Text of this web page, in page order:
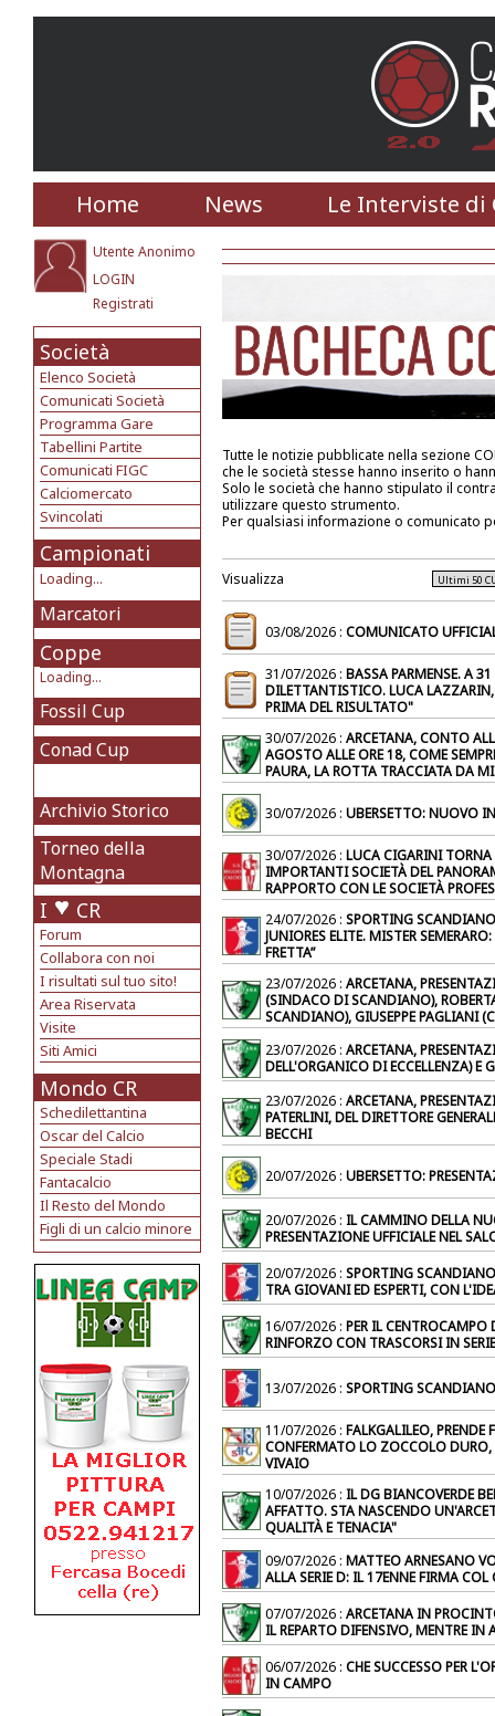
Home News Le Interviste di
Utente Anonimo
LOGIN
Registrati
Società
Elenco Società
Comunicati Società
Programma Gare
Tabellini Partite
Comunicati FIGC
Calciomercato
Svincolati
Campionati
Loading...
Marcatori
Coppe
Loading...
Fossil Cup
Conad Cup
Archivio Storico
Torneo della
Montagna
I CR
Forum
Collabora con noi
I risultati sul tuo sito!
Area Riservata
Visite
Siti Amici
Mondo CR
Schedilettantina
Oscar del Calcio
Speciale Stadi
Fantacalcio
Il Resto del Mondo
Figli di un calcio minore
Tutte le notizie pubblicate nella sezione
che le società stesse hanno inserito o
Solo le società che hanno stipulato il
utilizzare questo strumento.
Per qualsiasi informazione o comunicato
Visualizza
03/08/2026 : COMUNICATO
31/07/2026 : BASSA PARMENSE. A
DILETTANTISTICO. LUCA
PRIMA DEL RISULTATO"
30/07/2026 : ARCETANA, CONTO
AGOSTO ALLE ORE 18, COME
PAURA, LA ROTTA TRACCIATA DA
30/07/2026 : UBERSETTO: NUOVO
30/07/2026 : LUCA CIGARINI TORNA
IMPORTANTI SOCIETÀ DEL
RAPPORTO CON LE SOCIETÀ
24/07/2026 : SPORTING
JUNIORES ELITE. MISTER
FRETTA”
23/07/2026 : ARCETANA,
(SINDACO DI SCANDIANO),
SCANDIANO), GIUSEPPE PAGLIANI
23/07/2026 : ARCETANA,
DELL'ORGANICO DI ECCELLENZA) E
23/07/2026 : ARCETANA,
PATERLINI, DEL DIRETTORE
BECCHI
20/07/2026 : UBERSETTO:
20/07/2026 : IL CAMMINO DELLA
PRESENTAZIONE UFFICIALE NEL
20/07/2026 : SPORTING
TRA GIOVANI ED ESPERTI, CON
16/07/2026 : PER IL CENTROCAMPO
RINFORZO CON TRASCORSI IN
13/07/2026 : SPORTING
11/07/2026 : FALKGALILEO,
CONFERMATO LO ZOCCOLO
VIVAIO
10/07/2026 : IL DG BIANCOVERDE
AFFATTO. STA NASCENDO
QUALITÀ E TENACIA"
09/07/2026 : MATTEO ARNESANO
ALLA SERIE D: IL 17ENNE FIRMA
07/07/2026 : ARCETANA IN
IL REPARTO DIFENSIVO, MENTRE
06/07/2026 : CHE SUCCESSO PER
IN CAMPO